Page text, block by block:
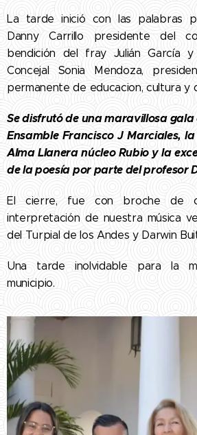
La tarde inició con las palabras
Danny Carrillo presidente del
bendición del fray Julián García
Concejal Sonia Mendoza,
permanente de educacion, cultura y
Se disfrutó de una maravillosa gala
Ensamble Francisco J Marciales,
Alma Llanera núcleo Rubio y la
de la poesía por parte del profesor
El cierre, fue con broche de
interpretación de nuestra música
del Turpial de los Andes y Darwin
Una tarde inolvidable para la
municipio.